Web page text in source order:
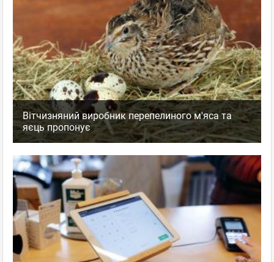
Вітчизняний виробник перепелиного м'яса та
яєць пропонує